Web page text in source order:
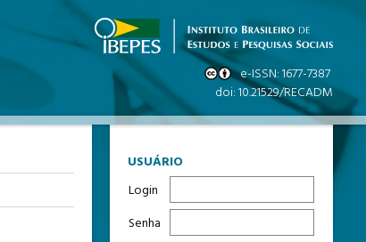
USUÁRIO
Login
Senha